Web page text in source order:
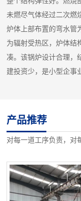
未燃尽气体经过二次燃
炉体上部布置的弯水管
为辐射受热区，炉体结
凑。该锅炉设计合理，
建投资少，是小型企事
产品推荐
对每一道工序负责，对